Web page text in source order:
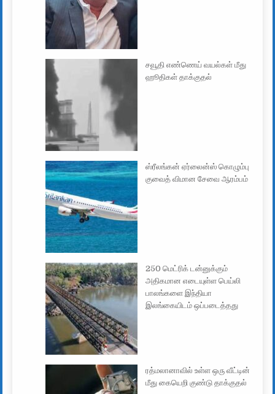
சவூதி எண்ணெய் வயல்கள் மீது
ஹூதிகள் தாக்குதல்
ஸ்ரீலங்கன் ஏர்லைன்ஸ் கொழும்பு
குவைத் விமான சேவை ஆரம்பம்
250 மெட்ரிக் டன்னுக்கும்
அதிகமான எடையுள்ள பெய்லி
பாலங்களை இந்தியா
இலங்கையிடம் ஒப்படைத்தது
ரத்மலானாவில் உள்ள ஒரு வீட்டின்
மீது கையெறி குண்டு தாக்குதல்